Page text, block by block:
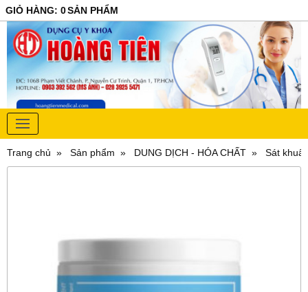
GIỎ HÀNG: 0SẢN PHẨM
Trang chủ Sản phẩm DUNG DỊCH - HÓA CHẤT Sát